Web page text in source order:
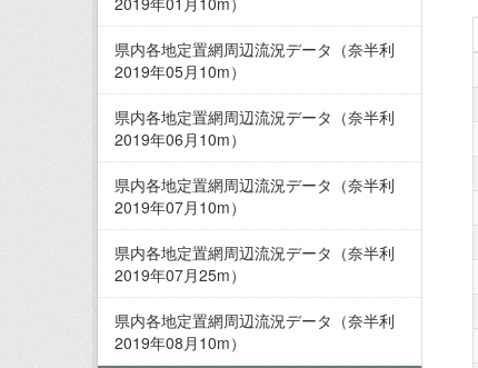
県内各地定置網周辺流況データ（奈半利
2019年05月10m）
県内各地定置網周辺流況データ（奈半利
2019年06月10m）
県内各地定置網周辺流況データ（奈半利
2019年07月10m）
県内各地定置網周辺流況データ（奈半利
2019年07月25m）
県内各地定置網周辺流況データ（奈半利
2019年08月10m）